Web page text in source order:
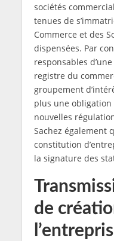
sociétés
tenues de
Commerce et des
dispensées. Par
responsables
registre du
groupement
plus une
nouvelles
Sachez également
constitution
la signature des
de